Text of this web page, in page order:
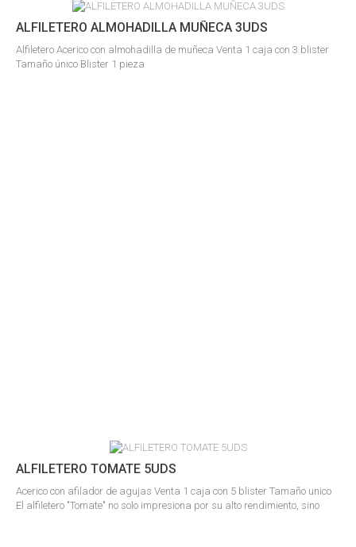
ALFILETERO ALMOHADILLA MUÑECA 3UDS
Alfiletero Acerico con almohadilla de muñeca Venta 1 caja con 3 blister
Tamaño único Blister 1 pieza
ALFILETERO TOMATE 5UDS
Acerico con afilador de agujas Venta 1 caja con 5 blister Tamaño unico
El alfiletero "Tomate" no solo impresiona por su alto rendimiento, sino